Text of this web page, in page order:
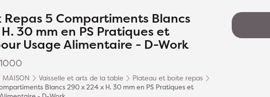
5 Compartiments Blancs
30 mm en PS Pratiques et
Usage Alimentaire - D-Work
MAISON Vaisselle et arts de la table
Plateau et boite repas
Blancs 290 x 224 x H. 30 mm en PS Pratiques et